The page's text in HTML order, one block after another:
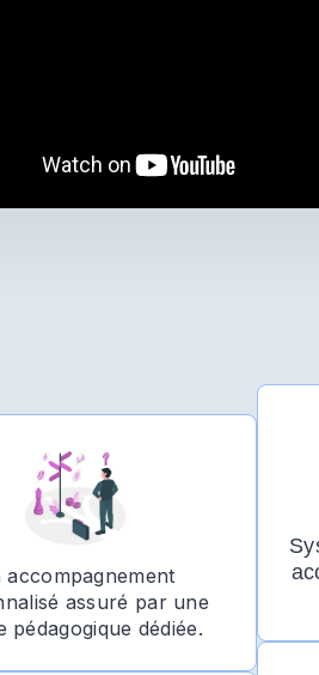
accompagnement
assuré par une
pédagogique dédiée.